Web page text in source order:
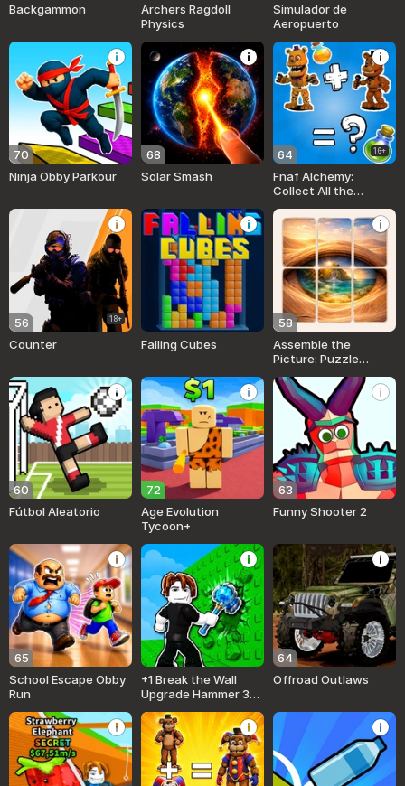
Backgammon
Archers Ragdoll
Physics
Simulador de
Aeropuerto
70
Ninja Obby Parkour
68
Solar Smash
64 16+
Fnaf Alchemy:
Collect All the
56 18+
Counter Falling Cubes
58
Assemble the
Picture: Puzzle
60
Fútbol Aleatorio
72
Age Evolution
Tycoon+
63
Funny Shooter 2
65
School Escape Obby
Run
+1 Break the Wall
Upgrade Hammer 3D
64
Offroad Outlaws